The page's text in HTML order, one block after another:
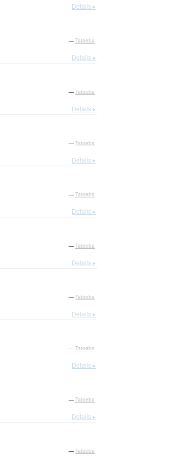
Details ▸
— Tatoeba
Details ▸
— Tatoeba
Details ▸
— Tatoeba
Details ▸
— Tatoeba
Details ▸
— Tatoeba
Details ▸
— Tatoeba
Details ▸
— Tatoeba
Details ▸
— Tatoeba
Details ▸
— Tatoeba